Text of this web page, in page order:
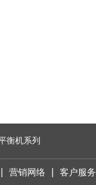
衡机系列
营销网络 客户服务